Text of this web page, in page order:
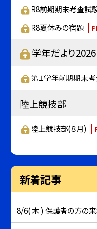
R8前期期末考査試
R8夏休みの宿題
学年だより2026
第１学年前期期末
陸上競技部
陸上競技部(８月)
新着記事
8/6( 木 ) 保護者の方の